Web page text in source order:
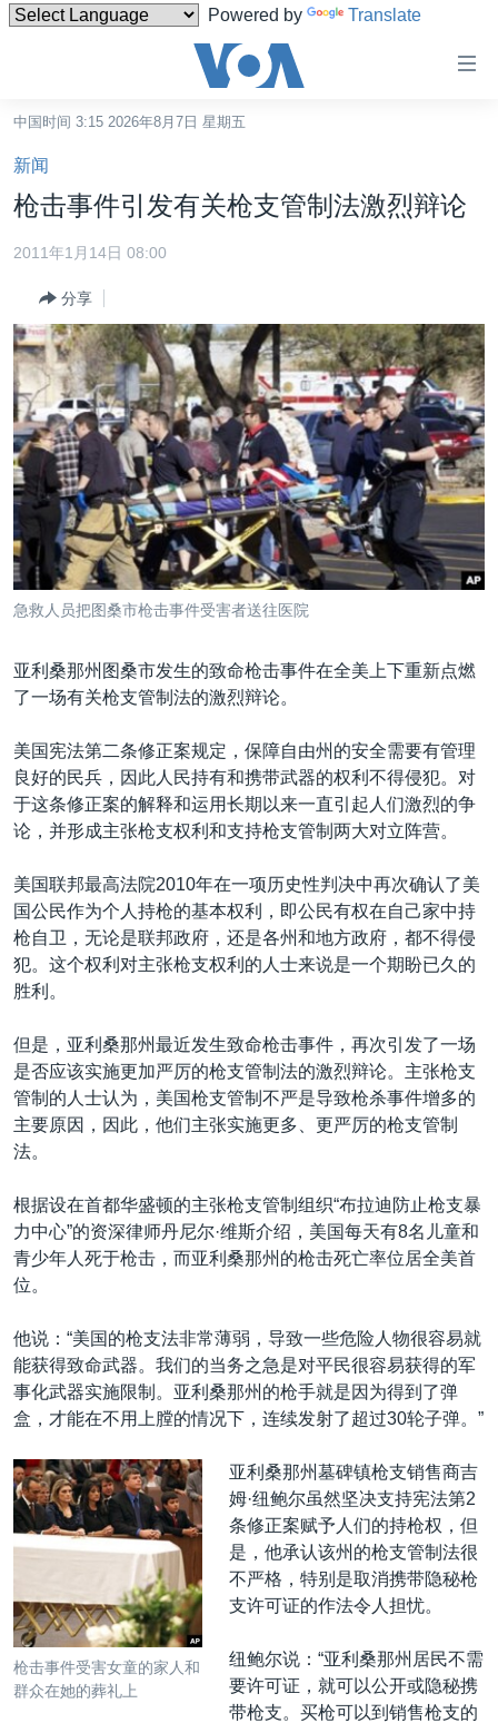
Powered by Translate
碍
链
接
跳
转
容
跳
转
到
导
航
跳
到
检
索
港澳
国际
最新国际新闻
印太
中东
欧洲
非洲
美洲
分类新闻
经济·金融·贸易
人权·法律·宗教
科教·文娱·体健
军事
劳工
美中关系
热点专题
白宫要闻
国会报道
美中关系
埃博拉疫情
美国之音专访
重要讲话与声明
台海两岸关系
南中国海争端
关注新疆
GEN Z 看美国
VOA视频
VOA今日焦点
中文广播
其他语言网站
中国时间 3:15 2026年8月7日 星期五
新闻
枪击事件引发有关枪支管制法激烈辩论
2011年1月14日 08:00
分享
急救人员把图桑市枪击事件受害者送往医院
亚利桑那州图桑市发生的致命枪击事件在全美上下重新点燃
了一场有关枪支管制法的激烈辩论。
美国宪法第二条修正案规定，保障自由州的安全需要有管理
良好的民兵，因此人民持有和携带武器的权利不得侵犯。对
于这条修正案的解释和运用长期以来一直引起人们激烈的争
论，并形成主张枪支权利和支持枪支管制两大对立阵营。
美国联邦最高法院2010年在一项历史性判决中再次确认了美
国公民作为个人持枪的基本权利，即公民有权在自己家中持
枪自卫，无论是联邦政府，还是各州和地方政府，都不得侵
犯。这个权利对主张枪支权利的人士来说是一个期盼已久的
胜利。
但是，亚利桑那州最近发生致命枪击事件，再次引发了一场
是否应该实施更加严厉的枪支管制法的激烈辩论。主张枪支
管制的人士认为，美国枪支管制不严是导致枪杀事件增多的
主要原因，因此，他们主张实施更多、更严厉的枪支管制
法。
根据设在首都华盛顿的主张枪支管制组织“布拉迪防止枪支暴
力中心”的资深律师丹尼尔·维斯介绍，美国每天有8名儿童和
青少年人死于枪击，而亚利桑那州的枪击死亡率位居全美首
位。
他说：“美国的枪支法非常薄弱，导致一些危险人物很容易就
能获得致命武器。我们的当务之急是对平民很容易获得的军
事化武器实施限制。亚利桑那州的枪手就是因为得到了弹
盒，才能在不用上膛的情况下，连续发射了超过30轮子弹。”
枪击事件受害女童的家人和
群众在她的葬礼上
亚利桑那州墓碑镇枪支销售商吉
姆·纽鲍尔虽然坚决支持宪法第2
条修正案赋予人们的持枪权，但
是，他承认该州的枪支管制法很
不严格，特别是取消携带隐秘枪
支许可证的作法令人担忧。
纽鲍尔说：“亚利桑那州居民不需
要许可证，就可以公开或隐秘携
带枪支。买枪可以到销售枪支的